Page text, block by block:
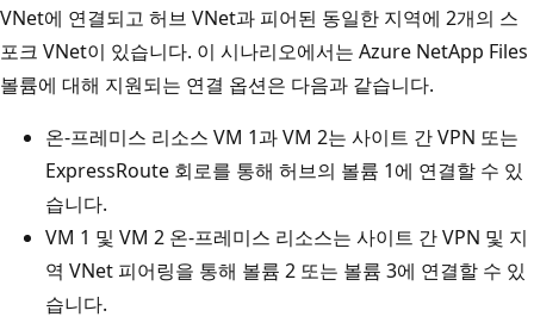
VNet에 연결되고 허브 VNet과 피어된 동일한 지역에 2개의 스
포크 VNet이 있습니다. 이 시나리오에서는 Azure NetApp Files
볼륨에 대해 지원되는 연결 옵션은 다음과 같습니다.
온-프레미스 리소스 VM 1과 VM 2는 사이트 간 VPN 또는
ExpressRoute 회로를 통해 허브의 볼륨 1에 연결할 수 있
습니다.
VM 1 및 VM 2 온-프레미스 리소스는 사이트 간 VPN 및 지
역 VNet 피어링을 통해 볼륨 2 또는 볼륨 3에 연결할 수 있
습니다.